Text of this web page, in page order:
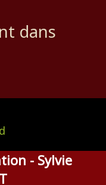
dans
- Sylvie